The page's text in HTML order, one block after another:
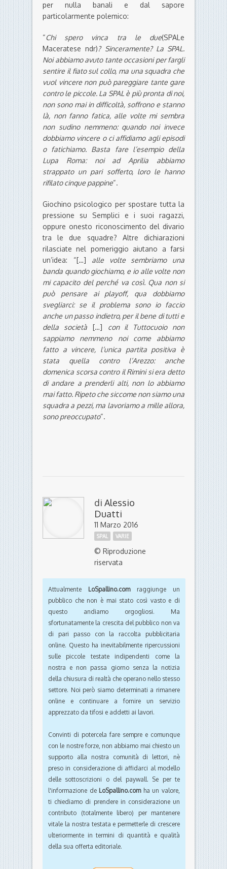
per nulla banali e dal sapore
particolarmente polemico:
“Chi spero vinca tra le due(SPALe
Maceratese ndr)? Sinceramente? La SPAL.
Noi abbiamo avuto tante occasioni per fargli
sentire il fiato sul collo, ma una squadra che
vuol vincere non può pareggiare tante gare
contro le piccole. La SPAL è più pronta di noi,
non sono mai in difficoltà, soffrono e stanno
là, non fanno fatica, alle volte mi sembra
non sudino nemmeno: quando noi invece
dobbiamo vincere o ci affidiamo agli episodi
o fatichiamo. Basta fare l’esempio della
Lupa Roma: noi ad Aprilia abbiamo
strappato un pari sofferto, loro le hanno
rifilato cinque pappine“.
Giochino psicologico per spostare tutta la
pressione su Semplici e i suoi ragazzi,
oppure onesto riconoscimento del divario
tra le due squadre? Altre dichiarazioni
rilasciate nel pomeriggio aiutano a farsi
un’idea: “[…] alle volte sembriamo una
banda quando giochiamo, e io alle volte non
mi capacito del perché va così. Qua non si
può pensare ai playoff, qua dobbiamo
svegliarci: se il problema sono io faccio
anche un passo indietro, per il bene di tutti e
della società[…] con il Tuttocuoio non
sappiamo nemmeno noi come abbiamo
fatto a vincere, l’unica partita positiva è
stata quella contro l’Arezzo: anche
domenica scorsa contro il Rimini si era detto
di andare a prenderli alti, non lo abbiamo
mai fatto. Ripeto che siccome non siamo una
squadra a pezzi, ma lavoriamo a mille allora,
sono preoccupato“.
di Alessio
Duatti
11 Marzo 2016
SPAL VARIE
© Riproduzione
riservata
Attualmente LoSpallino.comraggiunge un
pubblico che non è mai stato così vasto e di
questo andiamo orgogliosi. Ma
sfortunatamente la crescita del pubblico non va
di pari passo con la raccolta pubblicitaria
online. Questo ha inevitabilmente ripercussioni
sulle piccole testate indipendenti come la
nostra e non passa giorno senza la notizia
della chiusura di realtà che operano nello stesso
settore. Noi però siamo determinati a rimanere
online e continuare a fornire un servizio
apprezzato da tifosi e addetti ai lavori.
Convinti di potercela fare sempre e comunque
con le nostre forze, non abbiamo mai chiesto un
supporto alla nostra comunità di lettori, nè
preso in considerazione di affidarci al modello
delle sottoscrizioni o del paywall. Se per te
l'informazione de LoSpallino.comha un valore,
ti chiediamo di prendere in considerazione un
contributo (totalmente libero) per mantenere
vitale la nostra testata e permetterle di crescere
ulteriormente in termini di quantità e qualità
della sua offerta editoriale.